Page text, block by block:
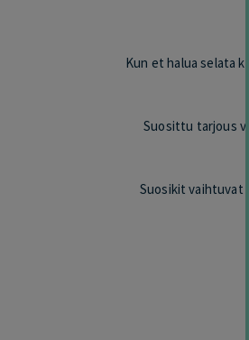
Kun et halua selata
Suosittu tarjous
Suosikit vaihtuvat